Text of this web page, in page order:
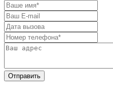
Отправить